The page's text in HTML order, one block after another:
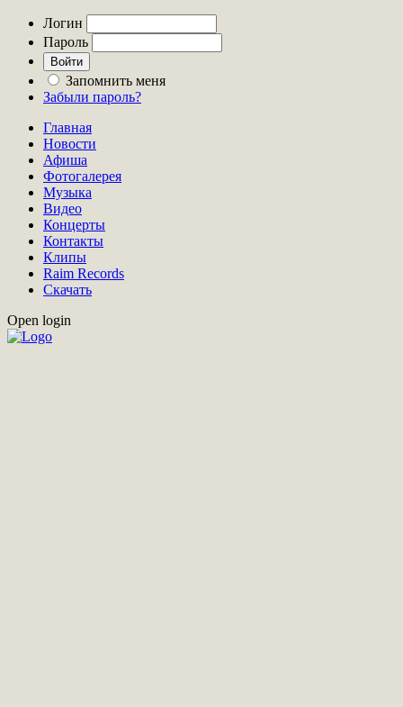
Логин
Пароль
Запомнить меня
Забыли пароль?
Главная
Новости
Афиша
Фотогалерея
Музыка
Видео
Концерты
Контакты
Клипы
Raim Records
Скачать
Open login